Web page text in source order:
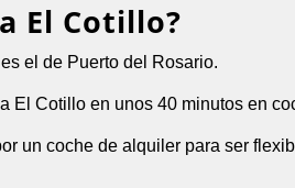
El Cotillo?
el de Puerto del Rosario.
El Cotillo en unos 40 minutos en
un coche de alquiler para ser